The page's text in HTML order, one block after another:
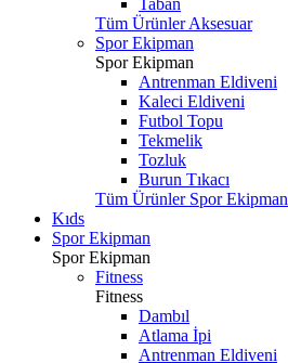
Taban
Tüm Ürünler Aksesuar
Spor Ekipman
Spor Ekipman
Antrenman Eldiveni
Kaleci Eldiveni
Futbol Topu
Tekmelik
Tozluk
Burun Tıkacı
Tüm Ürünler Spor Ekipman
Kıds
Spor Ekipman
Spor Ekipman
Fitness
Fitness
Dambıl
Atlama İpi
Antrenman Eldiveni